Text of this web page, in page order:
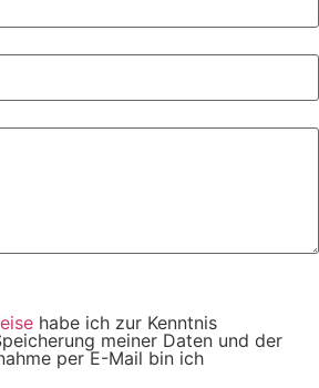
habe ich zur Kenntnis
meiner Daten und der
per E-Mail bin ich